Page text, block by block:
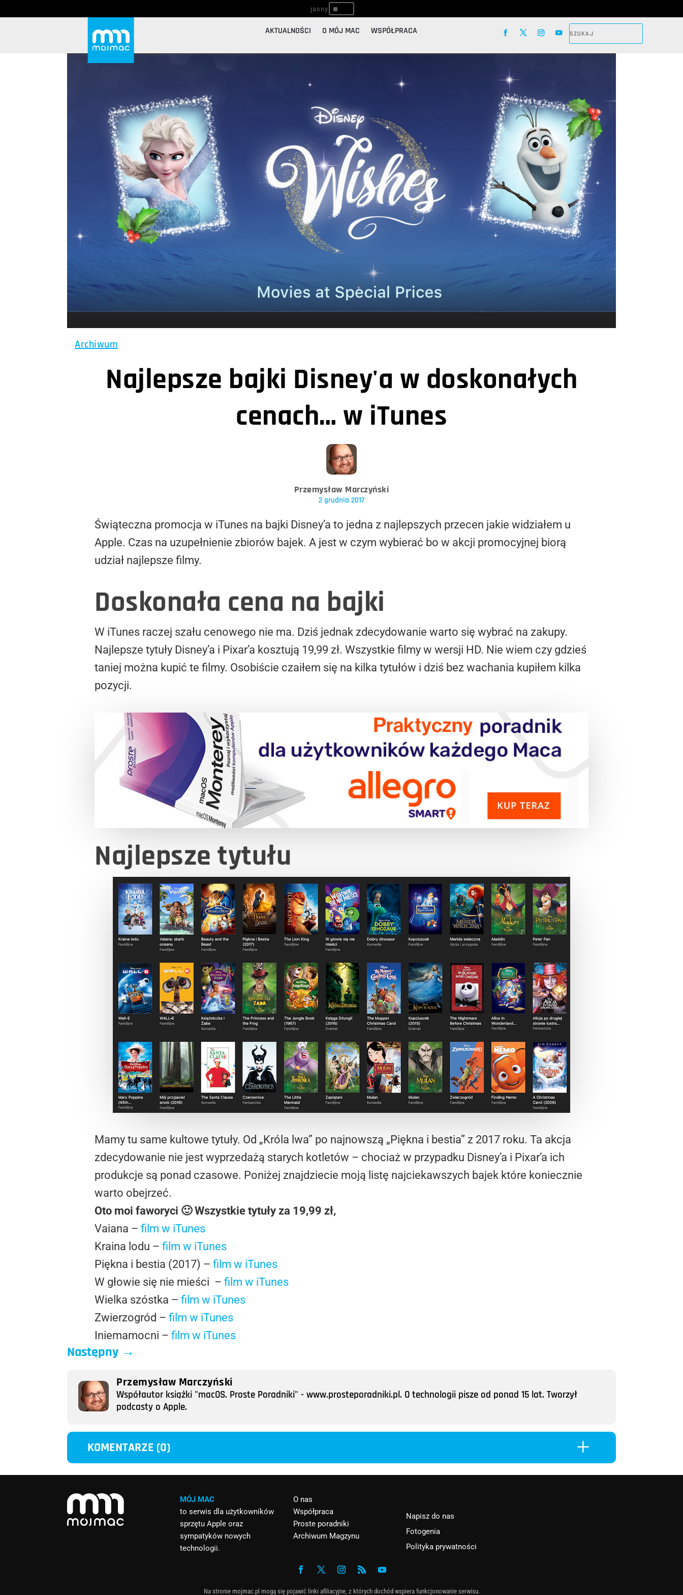
^
AKTUALNOŚCI O MÓJ MAC WSPÓŁPRACA
Archiwum
Najlepsze bajki Disney'a w doskonałych
cenach… w iTunes
Przemysław Marczyński
2 grudnia 2017
Świąteczna promocja w iTunes na bajki Disney’a to jedna z najlepszych przecen jakie widziałem u
Apple. Czas na uzupełnienie zbiorów bajek. A jest w czym wybierać bo w akcji promocyjnej biorą
udział najlepsze filmy.
Doskonała cena na bajki
W iTunes raczej szału cenowego nie ma. Dziś jednak zdecydowanie warto się wybrać na zakupy.
Najlepsze tytuły Disney’a i Pixar’a kosztują 19,99 zł. Wszystkie filmy w wersji HD. Nie wiem czy gdzieś
taniej można kupić te filmy. Osobiście czaiłem się na kilka tytułów i dziś bez wachania kupiłem kilka
pozycji.
Najlepsze tytułu
Mamy tu same kultowe tytuły. Od „Króla lwa” po najnowszą „Piękna i bestia” z 2017 roku. Ta akcja
zdecydowanie nie jest wyprzedażą starych kotletów – chociaż w przypadku Disney’a i Pixar’a ich
produkcje są ponad czasowe. Poniżej znajdziecie moją listę najciekawszych bajek które koniecznie
warto obejrzeć.
Oto moi faworyci 🙂 Wszystkie tytuły za 19,99 zł,
Vaiana – film w iTunes
Kraina lodu – film w iTunes
Piękna i bestia (2017) – film w iTunes
W głowie się nie mieści – film w iTunes
Wielka szóstka – film w iTunes
Zwierzogród – film w iTunes
Iniemamocni – film w iTunes
Następny →
Przemysław Marczyński
Współautor książki "macOS. Proste Poradniki" - www.prosteporadniki.pl. O technologii pisze od ponad 15 lat. Tworzył
podcasty o Apple.
KOMENTARZE (0) L
MÓJ MAC
to serwis dla użytkowników
sprzętu Apple oraz
sympatyków nowych
technologii.
O nas
Współpraca
Proste poradniki
Archiwum Magzynu
Napisz do nas
Fotogenia
Polityka prywatności
Na stronie mojmac.pl mogą się pojawić linki afiliacyjne, z których dochód wspiera funkcjonowanie serwisu.